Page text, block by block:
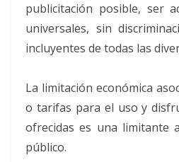
publicitación posible, ser
universales, sin
incluyentes de todas las
La limitación económica
o tarifas para el uso y
ofrecidas es una limitante
público.